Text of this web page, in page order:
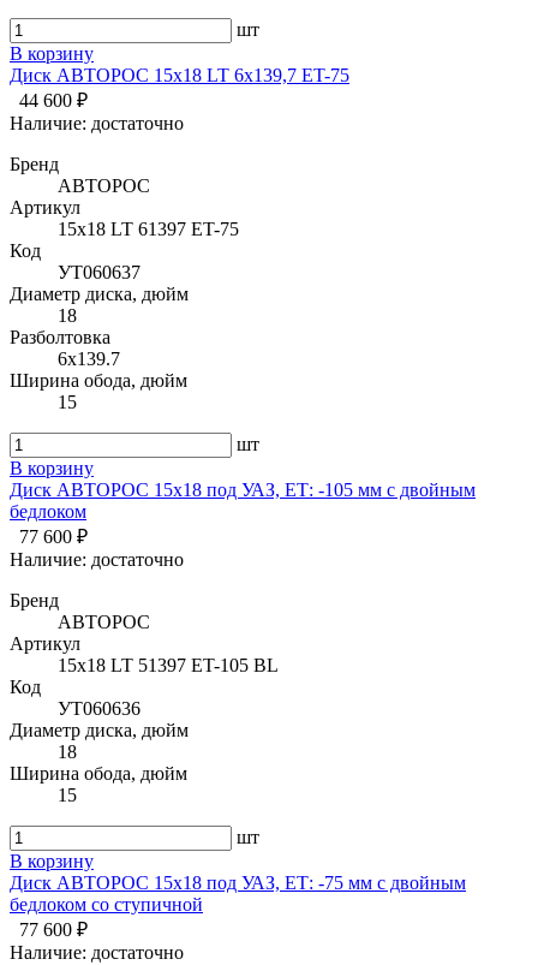
шт
В корзину
Диск АВТОРОС 15х18 LT 6х139,7 ET-75
44 600 ₽
Наличие: достаточно
Бренд
АВТОРОС
Артикул
15х18 LT 61397 ET-75
Код
УТ060637
Диаметр диска, дюйм
18
Разболтовка
6x139.7
Ширина обода, дюйм
15
шт
В корзину
Диск АВТОРОС 15х18 под УАЗ, ЕТ: -105 мм с двойным
бедлоком
77 600 ₽
Наличие: достаточно
Бренд
АВТОРОС
Артикул
15х18 LT 51397 ET-105 BL
Код
УТ060636
Диаметр диска, дюйм
18
Ширина обода, дюйм
15
шт
В корзину
Диск АВТОРОС 15х18 под УАЗ, ЕТ: -75 мм с двойным
бедлоком со ступичной
77 600 ₽
Наличие: достаточно